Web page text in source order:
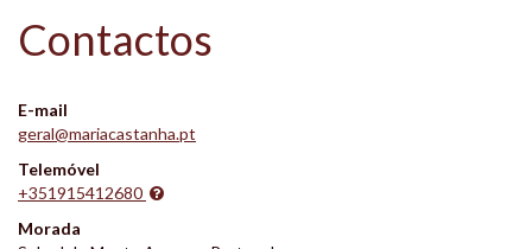
Contactos
E-mail
geral@mariacastanha.pt
Telemóvel
+351915412680
Morada